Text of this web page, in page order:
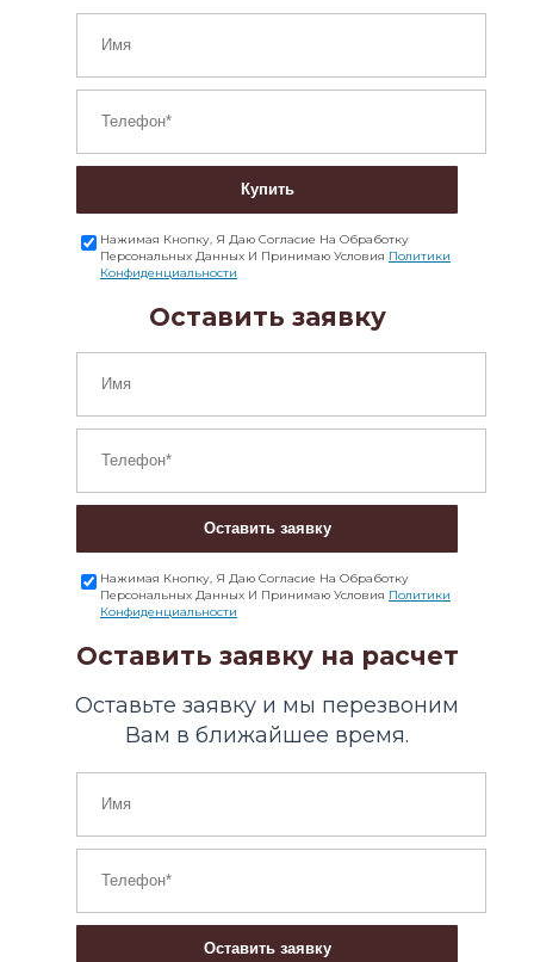
Купить
Нажимая Кнопку, Я Даю Согласие На Обработку
Персональных Данных И Принимаю Условия Политики
Конфиденциальности
Оставить заявку
Оставить заявку
Нажимая Кнопку, Я Даю Согласие На Обработку
Персональных Данных И Принимаю Условия Политики
Конфиденциальности
Оставить заявку на расчет
Оставьте заявку и мы перезвоним
Вам в ближайшее время.
Оставить заявку